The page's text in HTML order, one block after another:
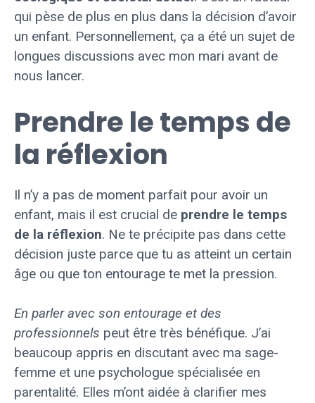
qui pèse de plus en plus dans la décision d’avoir
un enfant. Personnellement, ça a été un sujet de
longues discussions avec mon mari avant de
nous lancer.
Prendre le temps de
la réflexion
Il n’y a pas de moment parfait pour avoir un
enfant, mais il est crucial de prendre le temps
de la réflexion. Ne te précipite pas dans cette
décision juste parce que tu as atteint un certain
âge ou que ton entourage te met la pression.
En parler avec son entourage et des
professionnels peut être très bénéfique. J’ai
beaucoup appris en discutant avec ma sage-
femme et une psychologue spécialisée en
parentalité. Elles m’ont aidée à clarifier mes